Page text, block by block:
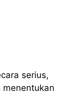
serius,